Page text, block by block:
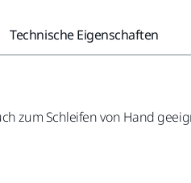
Technische Eigenschaften
zum Schleifen von Hand